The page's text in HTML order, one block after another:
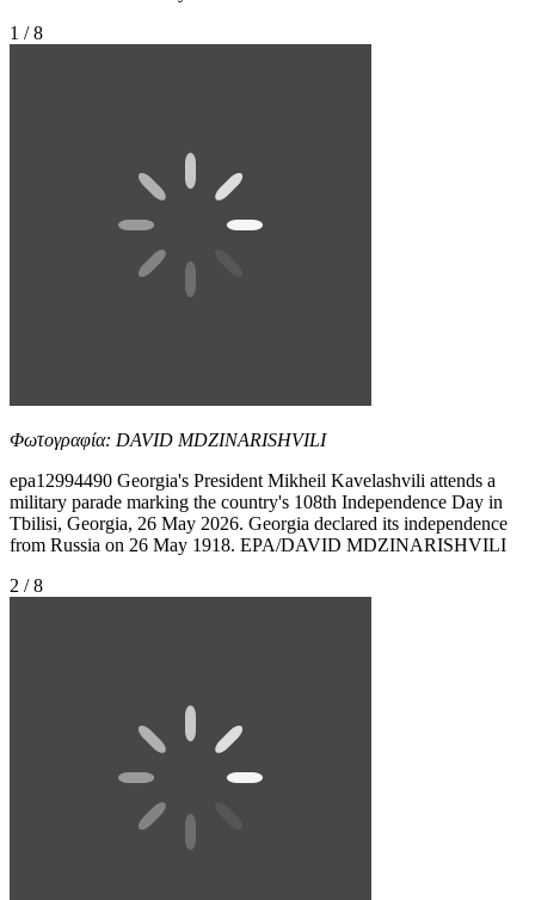
1 / 8
Φωτογραφία: DAVID MDZINARISHVILI
epa12994490 Georgia's President Mikheil Kavelashvili attends a
military parade marking the country's 108th Independence Day in
Tbilisi, Georgia, 26 May 2026. Georgia declared its independence
from Russia on 26 May 1918. EPA/DAVID MDZINARISHVILI
2 / 8